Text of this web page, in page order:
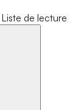
Liste de lecture